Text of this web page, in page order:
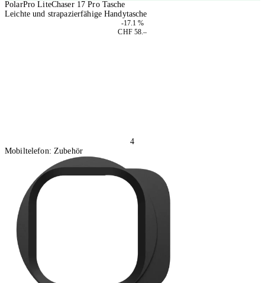
PolarPro LiteChaser 17 Pro Tasche
Leichte und strapazierfähige Handytasche
-17.1 %
CHF 58.–
4
Mobiltelefon: Zubehör